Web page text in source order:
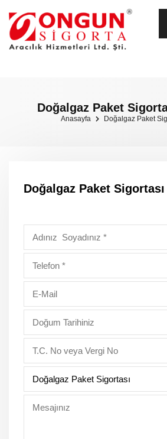
Doğalgaz Paket
Anasayfa Doğalgaz Paket
Doğalgaz Paket Sigortası